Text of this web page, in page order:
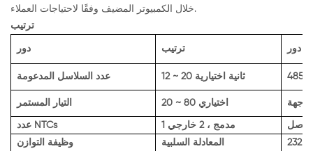
خلال الكمبيوتر المضيف وفقًا لاحتياجات العملاء.
ترتيب
دور ترتيب دور
عدد السلاسل المدعومة 12 ~ 20 ثانية اختيارية
التيار المستمر 20 ~ 80 اختياري
عدد NTCs 1 مدمج ، 2 خارجي
وظيفة التوازن
المعادلة السلبية